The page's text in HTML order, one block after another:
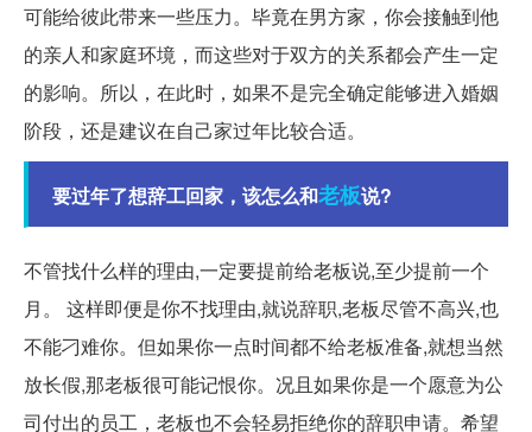
可能给彼此带来一些压力。毕竟在男方家，你会接触到他
的亲人和家庭环境，而这些对于双方的关系都会产生一定
的影响。所以，在此时，如果不是完全确定能够进入婚姻
阶段，还是建议在自己家过年比较合适。
要过年了想辞工回家，该怎么和老板说?
不管找什么样的理由,一定要提前给老板说,至少提前一个
月。 这样即便是你不找理由,就说辞职,老板尽管不高兴,也
不能刁难你。但如果你一点时间都不给老板准备,就想当然
放长假,那老板很可能记恨你。况且如果你是一个愿意为公
司付出的员工，老板也不会轻易拒绝你的辞职申请。希望